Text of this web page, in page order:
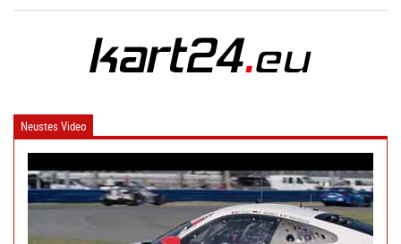
Neustes Video